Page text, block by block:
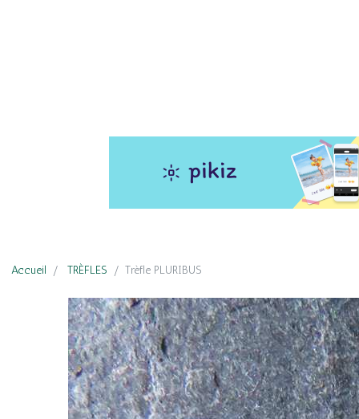
Accueil TRÈFLES Trèfle PLURIBUS